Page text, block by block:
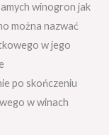
winogron jak
można nazwać
w jego
po skończeniu
w winach